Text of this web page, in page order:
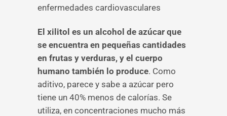
enfermedades cardiovasculares
El xilitol es un alcohol de azúcar que
se encuentra en pequeñas cantidades
en frutas y verduras, y el cuerpo
humano también lo produce. Como
aditivo, parece y sabe a azúcar pero
tiene un 40% menos de calorías. Se
utiliza, en concentraciones mucho más